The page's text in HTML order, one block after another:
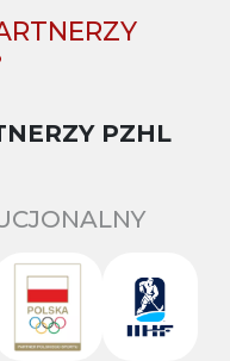
PZHL